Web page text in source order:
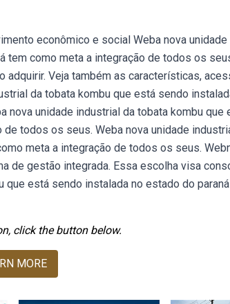
econômico e social Weba nova
tem como meta a integração de todos os
adquirir. Veja também as características,
da tobata kombu que está sendo
nova unidade industrial da tobata kombu que
todos os seus. Weba nova unidade
meta a integração de todos os seus.
de gestão integrada. Essa escolha visa
está sendo instalada no estado do
click the button below.
MORE